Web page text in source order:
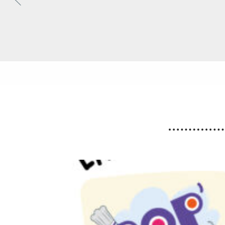
des horaires des déchèteries
horaires exceptionnels d’ouverture des
déchèteries seront appliqués du lundi 10 au
vendredi 14 août 2026 inclus.